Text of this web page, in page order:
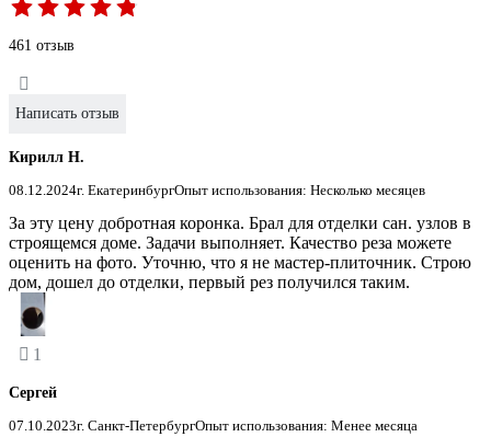
461 отзыв
Написать отзыв
Кирилл Н.
08.12.2024г. ЕкатеринбургОпыт использования: Несколько месяцев
За эту цену добротная коронка. Брал для отделки сан. узлов в
строящемся доме. Задачи выполняет. Качество реза можете
оценить на фото. Уточню, что я не мастер-плиточник. Строю
дом, дошел до отделки, первый рез получился таким.
1
Сергей
07.10.2023г. Санкт-ПетербургОпыт использования: Менее месяца